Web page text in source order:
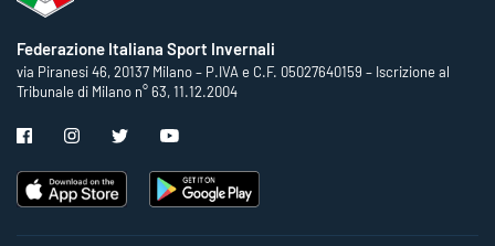
Federazione Italiana Sport Invernali
via Piranesi 46, 20137 Milano – P.IVA e C.F. 05027640159 – Iscrizione al
Tribunale di Milano n° 63, 11.12.2004